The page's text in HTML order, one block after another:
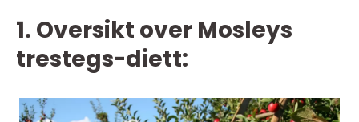
1. Oversikt over Mosleys
trestegs-diett: